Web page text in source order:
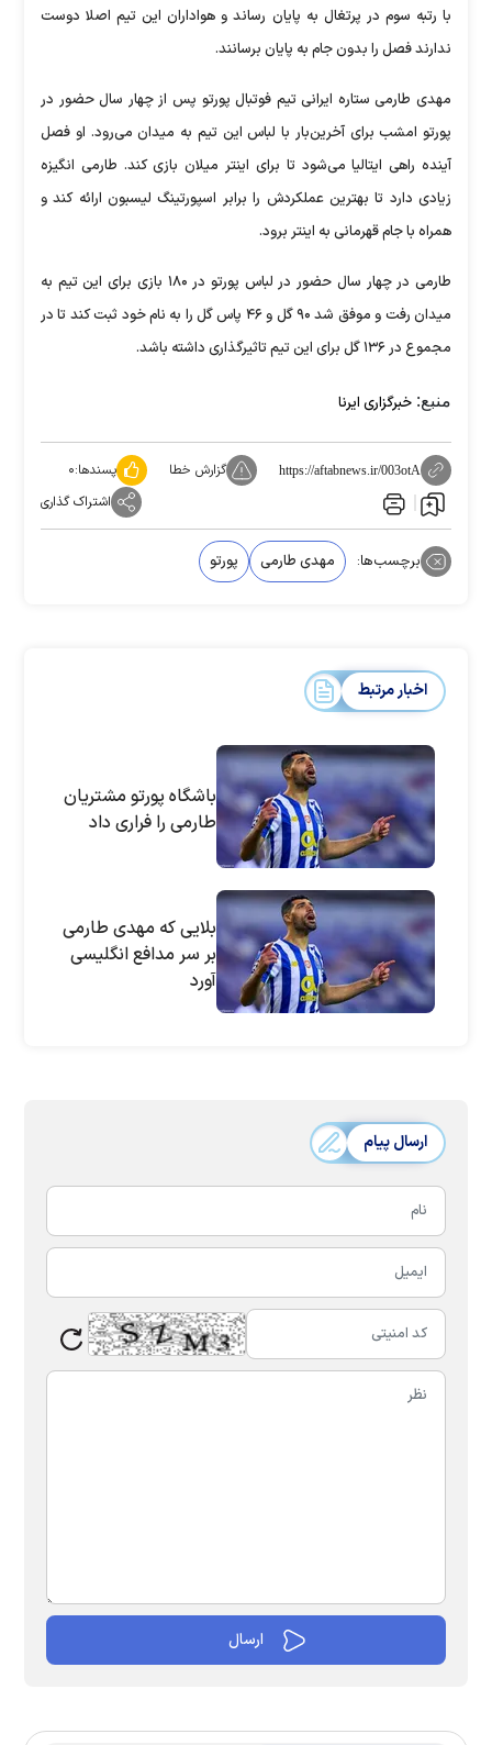
با رتبه سوم در پرتغال به پایان رساند و هواداران این تیم اصلا دوست
ندارند فصل را بدون جام به پایان برسانند.
مهدی طارمی ستاره ایرانی تیم فوتبال پورتو پس از چهار سال حضور در
پورتو امشب برای آخرین‌بار با لباس این تیم به میدان می‌رود. او فصل
آینده راهی ایتالیا می‌شود تا برای اینتر میلان بازی کند. طارمی انگیزه
زیادی دارد تا بهترین عملکردش را برابر اسپورتینگ لیسبون ارائه کند و
همراه با جام قهرمانی به اینتر برود.
طارمی در چهار سال حضور در لباس پورتو در ۱۸۰ بازی برای این تیم به
میدان رفت و موفق شد ۹۰ گل و ۴۶ پاس گل را به نام خود ثبت کند تا در
مجموع در ۱۳۶ گل برای این تیم تاثیرگذاری داشته باشد.
منبع: خبرگزاری ایرنا
https://aftabnews.ir/003otA گزارش خطا پسندها:۰
اشتراک گذاری
برچسب‌ها: مهدی طارمی پورتو
اخبار مرتبط
باشگاه پورتو مشتریان
طارمی را فراری داد
بلایی که مهدی طارمی
بر سر مدافع انگلیسی
آورد
ارسال پیام